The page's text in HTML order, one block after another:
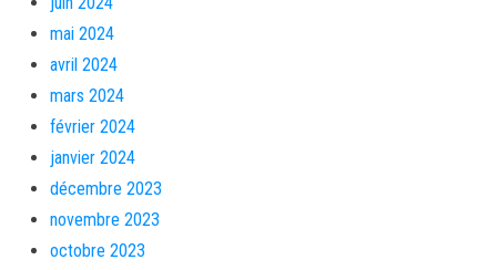
mai 2024
avril 2024
mars 2024
février 2024
janvier 2024
décembre 2023
novembre 2023
octobre 2023